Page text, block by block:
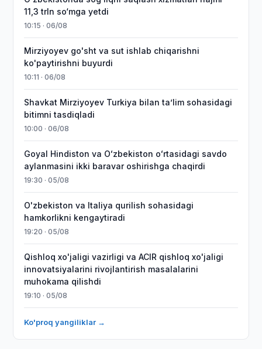
11,3 trln so‘mga yetdi
10:15 · 06/08
Mirziyoyev go'sht va sut ishlab chiqarishni
ko'paytirishni buyurdi
10:11 · 06/08
Shavkat Mirziyoyev Turkiya bilan taʼlim sohasidagi
bitimni tasdiqladi
10:00 · 06/08
Goyal Hindiston va Oʻzbekiston oʻrtasidagi savdo
aylanmasini ikki baravar oshirishga chaqirdi
19:30 · 05/08
O'zbekiston va Italiya qurilish sohasidagi
hamkorlikni kengaytiradi
19:20 · 05/08
Qishloq xo'jaligi vazirligi va ACIR qishloq xo'jaligi
innovatsiyalarini rivojlantirish masalalarini
muhokama qilishdi
19:10 · 05/08
Ko'proq yangiliklar →